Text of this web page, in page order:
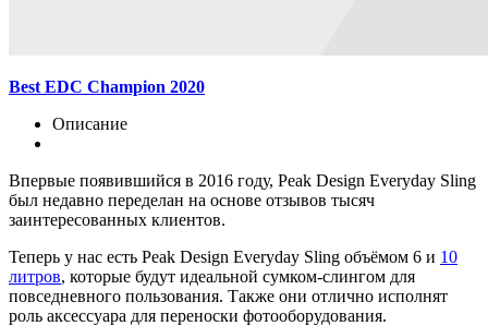
Best EDC Champion 2020
Описание
Впервые появившийся в 2016 году, Peak Design Everyday Sling
был недавно переделан на основе отзывов тысяч
заинтересованных клиентов.
Теперь у нас есть Peak Design Everyday Sling объёмом 6 и 10
литров, которые будут идеальной сумком-слингом для
повседневного пользования. Также они отлично исполнят
роль аксессуара для переноски фотооборудования.